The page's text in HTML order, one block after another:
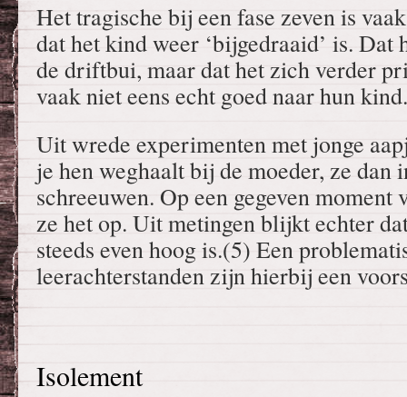
Het tragische bij een fase zeven is
dat het kind weer ‘bijgedraaid’ is. Dat
de driftbui, maar dat het zich verder
vaak niet eens echt goed naar hun kind.
Uit wrede experimenten met jonge
je hen weghaalt bij de moeder, ze dan
schreeuwen. Op een gegeven moment
ze het op. Uit metingen blijkt echter
steeds even hoog is.(5) Een
leerachterstanden zijn hierbij een
Isolement